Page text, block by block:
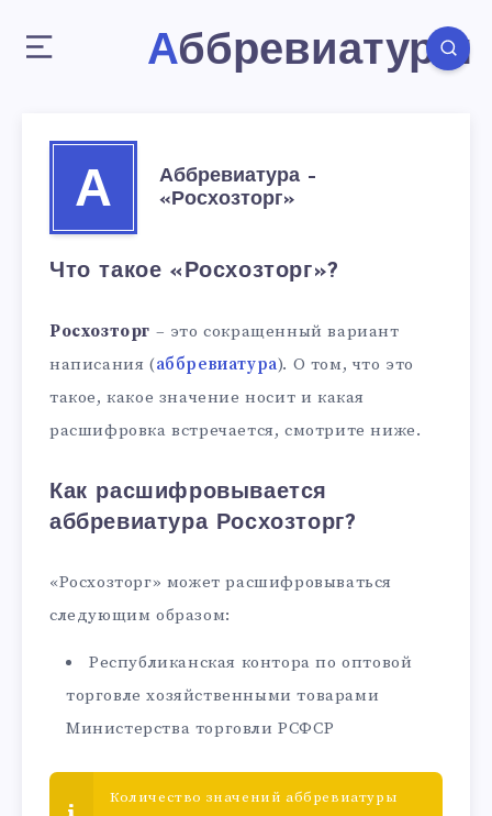
Аббревиатуры
А
Аббревиатура –
«Росхозторг»
Что такое «Росхозторг»?
Росхозторг – это сокращенный вариант
написания (аббревиатура). О том, что это
такое, какое значение носит и какая
расшифровка встречается, смотрите ниже.
Как расшифровывается
аббревиатура Росхозторг?
«Росхозторг» может расшифровываться
следующим образом:
Республиканская контора по оптовой
торговле хозяйственными товарами
Министерства торговли РСФСР
Количество значений аббревиатуры